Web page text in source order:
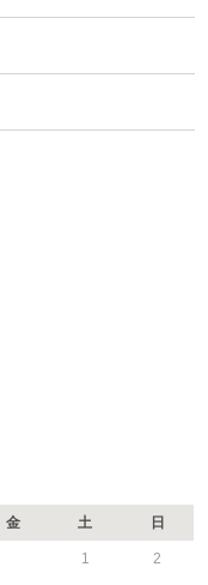
金 土 日
1 2